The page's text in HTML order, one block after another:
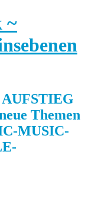
~
Themen
MUSIC-